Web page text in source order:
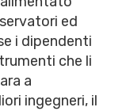
ed
i dipendenti
che li
a
ingegneri, il